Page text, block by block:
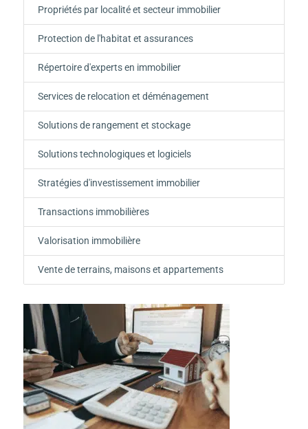
Propriétés par localité et secteur immobilier
Protection de l'habitat et assurances
Répertoire d'experts en immobilier
Services de relocation et déménagement
Solutions de rangement et stockage
Solutions technologiques et logiciels
Stratégies d'investissement immobilier
Transactions immobilières
Valorisation immobilière
Vente de terrains, maisons et appartements